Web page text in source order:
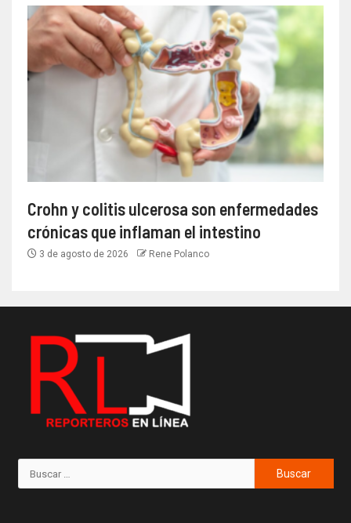
Crohn y colitis ulcerosa son enfermedades
crónicas que inflaman el intestino
3 de agosto de 2026 Rene Polanco